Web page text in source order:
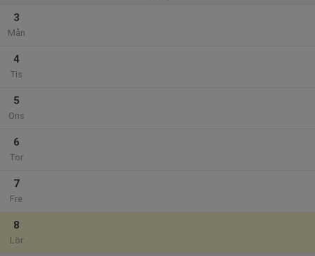
3
Mån
4
Tis
5
Ons
6
Tor
7
Fre
8
Lör